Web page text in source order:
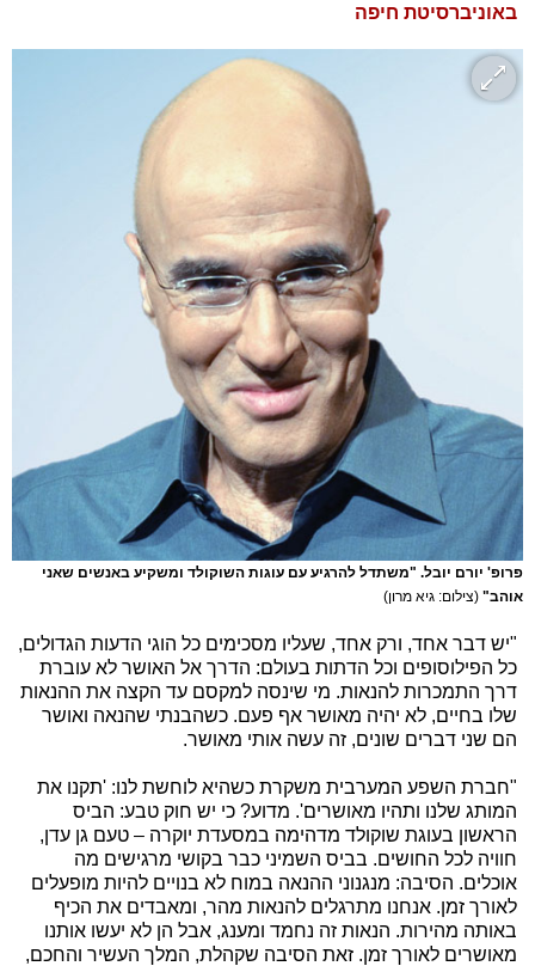
באוניברסיטת חיפה
פרופ' יורם יובל. "משתדל להרגיע עם עוגות השוקולד ומשקיע באנשים שאני
אוהב" (צילום: גיא מרון)
"יש דבר אחד, ורק אחד, שעליו מסכימים כל הוגי הדעות הגדולים,
כל הפילוסופים וכל הדתות בעולם: הדרך אל האושר לא עוברת
דרך התמכרות להנאות. מי שינסה למקסם עד הקצה את ההנאות
שלו בחיים, לא יהיה מאושר אף פעם. כשהבנתי שהנאה ואושר
הם שני דברים שונים, זה עשה אותי מאושר.
"חברת השפע המערבית משקרת כשהיא לוחשת לנו: 'תקנו את
המותג שלנו ותהיו מאושרים'. מדוע? כי יש חוק טבע: הביס
הראשון בעוגת שוקולד מדהימה במסעדת יוקרה – טעם גן עדן,
חוויה לכל החושים. בביס השמיני כבר בקושי מרגישים מה
אוכלים. הסיבה: מנגנוני ההנאה במוח לא בנויים להיות מופעלים
לאורך זמן. אנחנו מתרגלים להנאות מהר, ומאבדים את הכיף
באותה מהירות. הנאות זה נחמד ומענג, אבל הן לא יעשו אותנו
מאושרים לאורך זמן. זאת הסיבה שקהלת, המלך העשיר והחכם,